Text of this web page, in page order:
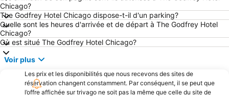
Near North
Chicago Marathon
Wrigleyville
South Loop
Hyde Park
Institut d'Art Moderne de Chicago
Musée Field d'histoire naturelle
181 West Madison Street
Wicker Park
Logan Square
Salle de Bal Aragon
Michigan Avenue Bridge
Chicago?
The Godfrey Hotel Chicago dispose-t-il d'un parking?
Quelle sont les heures d'arrivée et de départ à The Godfrey Hotel
Chicago?
Où est situé The Godfrey Hotel Chicago?
Voir plus
Les prix et les disponibilités que nous recevons des sites de
réservation changent constamment. Par conséquent, il se peut que
l’offre affichée sur trivago ne soit pas la même que celle du site de